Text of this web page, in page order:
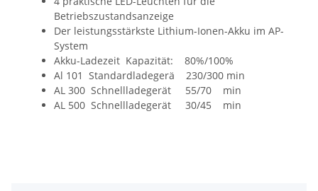
Betriebszustandsanzeige
Der leistungsstärkste Lithium-Ionen-Akku im AP-
System
Akku-Ladezeit Kapazität: 80%/100%
Al 101 Standardladegerä 230/300 min
AL 300 Schnellladegerät 55/70 min
AL 500 Schnellladegerät 30/45 min